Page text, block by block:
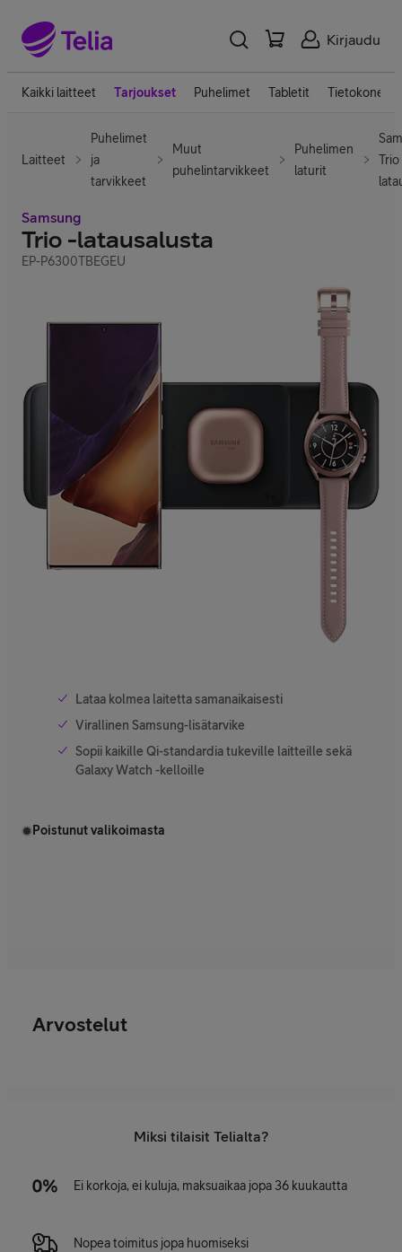
Kirjaudu
Kaikki laitteet Tarjoukset Puhelimet Tabletit Tietokoneet
Laitteet
Puhelimet
ja
tarvikkeet
Muut
puhelintarvikkeet
Puhelimen
laturit
Trio
Samsung
Trio -latausalusta
EP-P6300TBEGEU
Lataa kolmea laitetta samanaikaisesti
Virallinen Samsung-lisätarvike
Sopii kaikille Qi-standardia tukeville laitteille sekä
Galaxy Watch -kelloille
Poistunut valikoimasta
Arvostelut
Miksi tilaisit Telialta?
Ei korkoja, ei kuluja, maksuaikaa jopa 36 kuukautta
Nopea toimitus jopa huomiseksi